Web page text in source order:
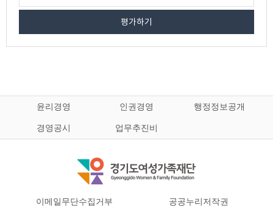
평가하기
윤리경영 인권경영 행정정보공개
경영공시 업무추진비
이메일무단수집거부
공공누리저작권